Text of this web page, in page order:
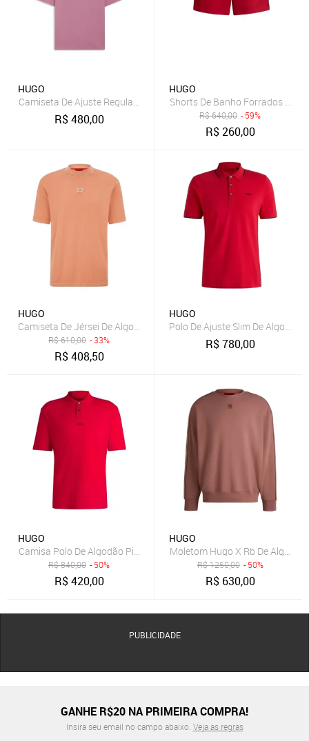
HUGO
Camiseta De Ajuste Regular Em Algodão Com Logo
R$480,00
HUGO
Shorts De Banho Forrados Com
R$640,00 - 59%
R$260,00
HUGO
Camiseta De Jérsei De Algodão Com Caimento Solto Com Selo Do
R$610,00 - 33%
R$408,50
HUGO
Polo De Ajuste Slim De Algodão
R$780,00
HUGO
Camisa Polo De Algodão Piqué Com Logo Estampado
R$840,00 - 50%
R$420,00
HUGO
Moletom Hugo X Rb De
R$1250,00 - 50%
R$ 630,00
PUBLICIDADE
GANHE R$20 NA PRIMEIRA COMPRA!
Insira seu email no campo abaixo. Veja as regras